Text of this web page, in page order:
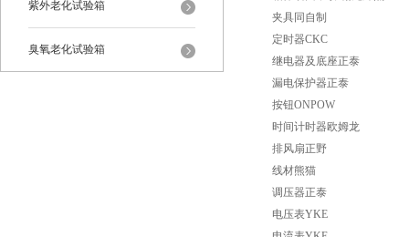
紫外老化试验箱
臭氧老化试验箱
夹具同自制
定时器CKC
继电器及底座正泰
漏电保护器正泰
按钮ONPOW
时间计时器欧姆龙
排风扇正野
线材熊猫
调压器正泰
电压表YKE